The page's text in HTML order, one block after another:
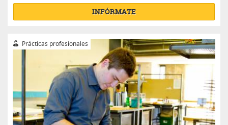
INFÓRMATE
Prácticas profesionales